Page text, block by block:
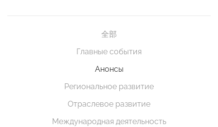
全部
Главные события
Анонсы
Региональное развитие
Отраслевое развитие
Международная деятельность